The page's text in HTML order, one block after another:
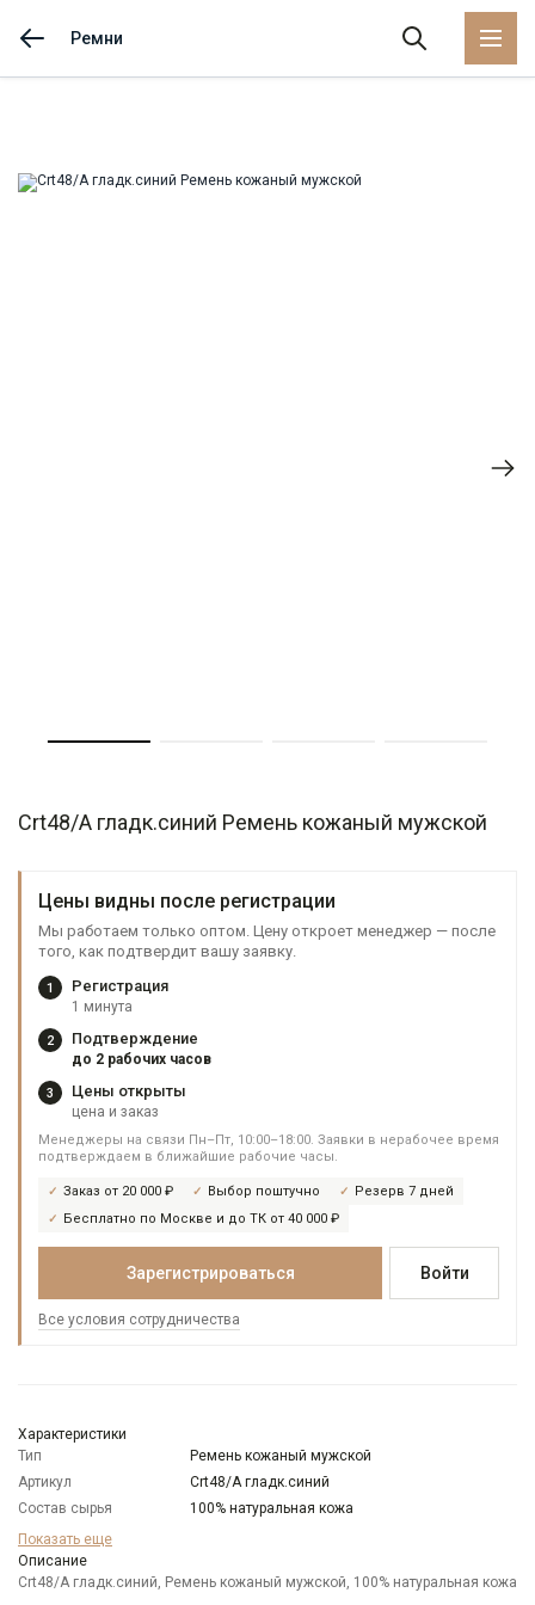
Ремни
Crt48/A гладк.синий Ремень кожаный мужской
Цены видны после регистрации
Мы работаем только оптом. Цену откроет менеджер — после
того, как подтвердит вашу заявку.
1 Регистрация
1 минута
2 Подтверждение
до 2 рабочих часов
3 Цены открыты
цена и заказ
Менеджеры на связи Пн–Пт, 10:00–18:00. Заявки в нерабочее время
подтверждаем в ближайшие рабочие часы.
Заказ от 20 000 ₽ Выбор поштучно
Резерв 7 дней
Бесплатно по Москве и до ТК от 40 000 ₽
Зарегистрироваться Войти
Все условия сотрудничества
Характеристики
Тип
Ремень кожаный мужской
Артикул
Crt48/A гладк.синий
Состав сырья
100% натуральная кожа
Бренд
Модель
Цвет
Синий
Показать еще
Описание
Crt48/A гладк.синий, Ремень кожаный мужской, 100% натуральная кожа